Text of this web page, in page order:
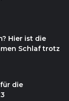
Hier ist die
Schlaf trotz
die